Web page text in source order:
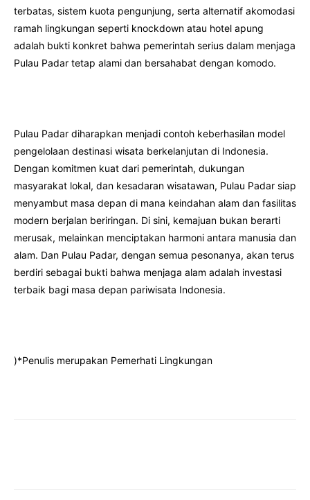
terbatas, sistem kuota pengunjung, serta alternatif akomodasi
ramah lingkungan seperti knockdown atau hotel apung
adalah bukti konkret bahwa pemerintah serius dalam menjaga
Pulau Padar tetap alami dan bersahabat dengan komodo.
Pulau Padar diharapkan menjadi contoh keberhasilan model
pengelolaan destinasi wisata berkelanjutan di Indonesia.
Dengan komitmen kuat dari pemerintah, dukungan
masyarakat lokal, dan kesadaran wisatawan, Pulau Padar siap
menyambut masa depan di mana keindahan alam dan fasilitas
modern berjalan beriringan. Di sini, kemajuan bukan berarti
merusak, melainkan menciptakan harmoni antara manusia dan
alam. Dan Pulau Padar, dengan semua pesonanya, akan terus
berdiri sebagai bukti bahwa menjaga alam adalah investasi
terbaik bagi masa depan pariwisata Indonesia.
)*Penulis merupakan Pemerhati Lingkungan